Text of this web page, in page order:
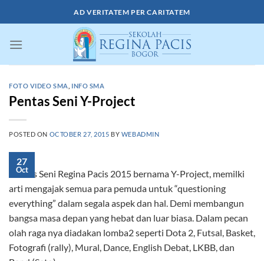
to
AD VERITATEM PER CARITATEM
FOTO VIDEO SMA INFO SMA
Pentas Seni Y-Project
POSTED ON OCTOBER 27, 2015 BY WEBADMIN
27
Oct
Pentas Seni Regina Pacis 2015 bernama Y-Project, memilki
arti mengajak semua para pemuda untuk “questioning
everything” dalam segala aspek dan hal. Demi membangun
bangsa masa depan yang hebat dan luar biasa. Dalam pecan
olah raga nya diadakan lomba2 seperti Dota 2, Futsal, Basket,
Fotografi (rally), Mural, Dance, English Debat, LKBB, dan